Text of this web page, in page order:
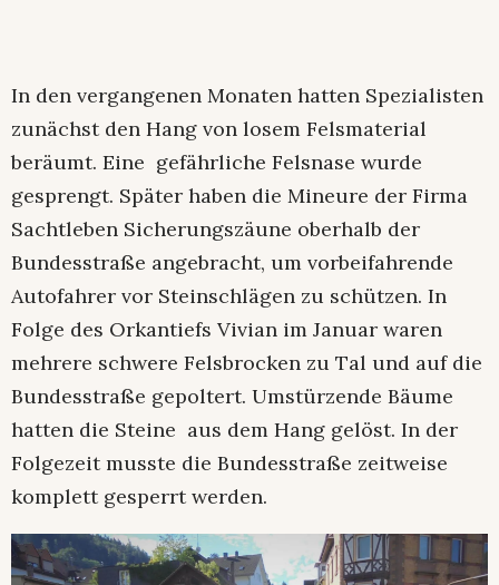
In den vergangenen Monaten hatten Spezialisten
zunächst den Hang von losem Felsmaterial
beräumt. Eine gefährliche Felsnase wurde
gesprengt. Später haben die Mineure der Firma
Sachtleben Sicherungszäune oberhalb der
Bundesstraße angebracht, um vorbeifahrende
Autofahrer vor Steinschlägen zu schützen. In
Folge des Orkantiefs Vivian im Januar waren
mehrere schwere Felsbrocken zu Tal und auf die
Bundesstraße gepoltert. Umstürzende Bäume
hatten die Steine aus dem Hang gelöst. In der
Folgezeit musste die Bundesstraße zeitweise
komplett gesperrt werden.